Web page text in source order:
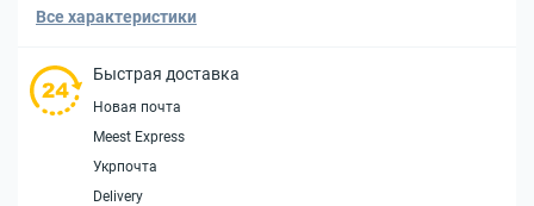
Все характеристики
Быстрая доставка
Новая почта
Meest Express
Укрпочта
Delivery